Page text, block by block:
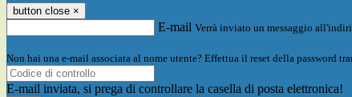
button close ×
E-mail Verrà inviato un messaggio
Non hai una e-mail associata al nome utente? Effettua il reset della password
E-mail inviata, si prega di controllare la casella di posta elettronica!